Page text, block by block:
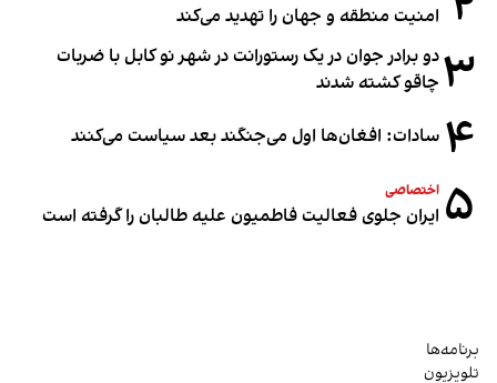
امنیت منطقه و جهان را تهدید می‌کند
۳دو برادر جوان در یک رستورانت در شهر نو کابل با ضربات
چاقو کشته شدند
۴ سادات: افغان‌ها اول می‌جنگند بعد سیاست می‌کنند
۵ اختصاصی
ایران جلوی فعالیت فاطمیون علیه طالبان را گرفته است
برنامه‌ها
تلویزیون